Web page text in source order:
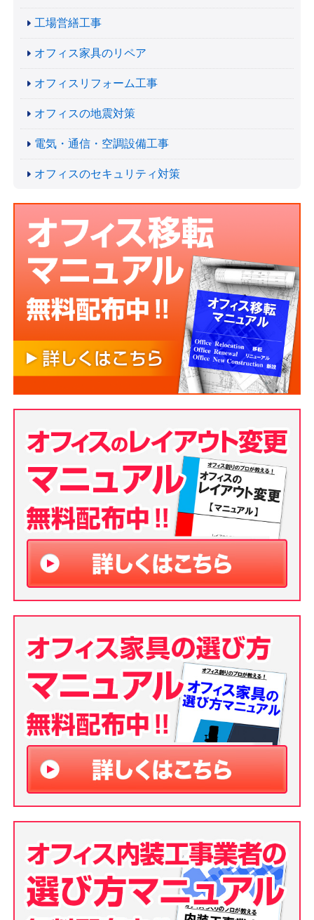
工場営繕工事
オフィス家具のリペア
オフィスリフォーム工事
オフィスの地震対策
電気・通信・空調設備工事
オフィスのセキュリティ対策